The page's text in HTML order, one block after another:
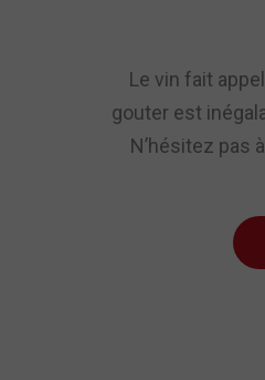
Le vin fait
gouter est
N’hésitez pas